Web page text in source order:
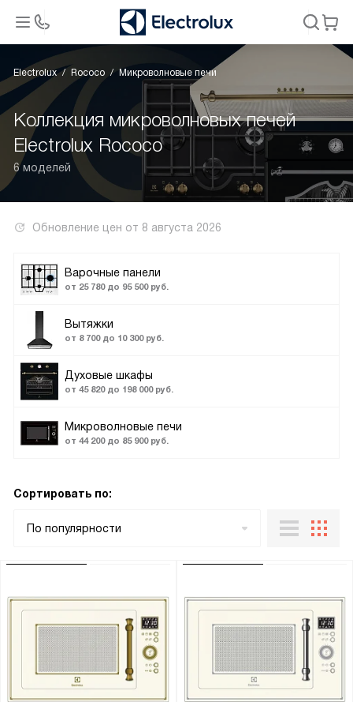
Electrolux Rococo Микроволновые печи
Коллекция микроволновых печей
Electrolux Rococo
6 моделей
Обновление цен от 8 августа 2026
Варочные панели
от 25 780 до 95 500 руб.
Вытяжки
от 8 700 до 10 300 руб.
Духовые шкафы
от 45 820 до 198 000 руб.
Микроволновые печи
от 44 200 до 85 900 руб.
Сортировать по:
По популярности